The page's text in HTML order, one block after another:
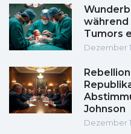
während
Tumors
Dezember
Johnson
Dezember